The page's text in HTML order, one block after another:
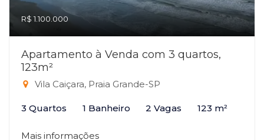
R$ 1.100.000
Apartamento à Venda com 3 quartos,
123m²
Vila Caiçara, Praia Grande-SP
3 Quartos 1 Banheiro 2 Vagas 123 m²
Mais informações